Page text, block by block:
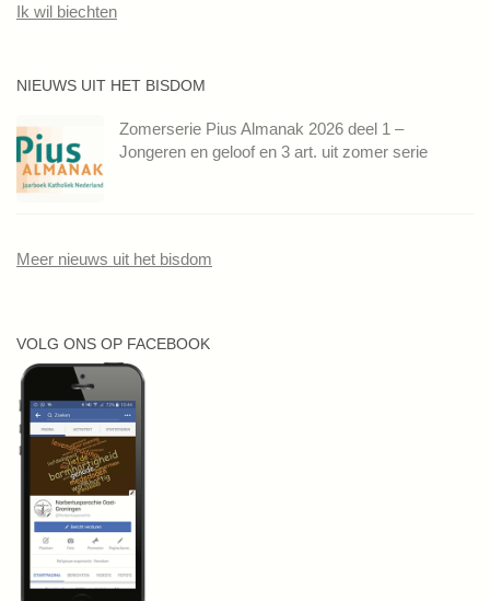
Ik wil biechten
NIEUWS UIT HET BISDOM
Zomerserie Pius Almanak 2026 deel 1 –
Jongeren en geloof en 3 art. uit zomer serie
Meer nieuws uit het bisdom
VOLG ONS OP FACEBOOK